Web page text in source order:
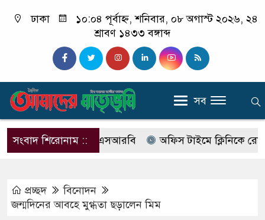
ঢাকা
১০:০৪ পূর্বাহ্ন, শনিবার, ০৮ অগাস্ট ২০২৬, ২৪
শ্রাবণ ১৪৩৩ বঙ্গাব্দ
সব
সংবাদ শিরোনাম ::
বদলে আসছে এসআরবি অফিস টাইমে ক্লিনিকে রোগী
প্রচ্ছদ
বিনোদন
জন্মদিনের আবহে মুগ্ধতা ছড়ালেন মিম